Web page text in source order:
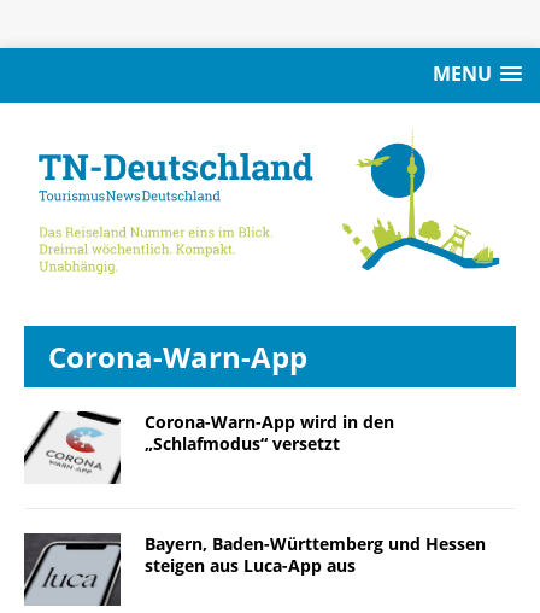
MENU
Corona-Warn-App
Corona-Warn-App wird in den
„Schlafmodus“ versetzt
Bayern, Baden-Württemberg und Hessen
steigen aus Luca-App aus